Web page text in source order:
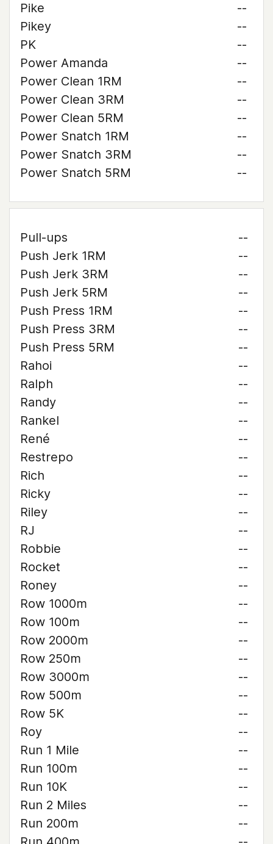
Pike
--
Pikey
--
PK
--
Power Amanda
--
Power Clean 1RM
--
Power Clean 3RM
--
Power Clean 5RM
--
Power Snatch 1RM
--
Power Snatch 3RM
--
Power Snatch 5RM
--
Pull-ups
--
Push Jerk 1RM
--
Push Jerk 3RM
--
Push Jerk 5RM
--
Push Press 1RM
--
Push Press 3RM
--
Push Press 5RM
--
Rahoi
--
Ralph
--
Randy
--
Rankel
--
René
--
Restrepo
--
Rich
--
Ricky
--
Riley
--
RJ
--
Robbie
--
Rocket
--
Roney
--
Row 1000m
--
Row 100m
--
Row 2000m
--
Row 250m
--
Row 3000m
--
Row 500m
--
Row 5K
--
Roy
--
Run 1 Mile
--
Run 100m
--
Run 10K
--
Run 2 Miles
--
Run 200m
--